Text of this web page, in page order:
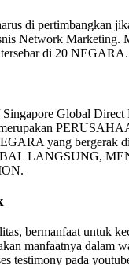
di pertimbangkan
Network Marketing.
di 20 NEGARA.
Global Direct
yang bergerak
LANGSUNG,
bermanfaat untuk
manfaatnya dalam
testimony pada